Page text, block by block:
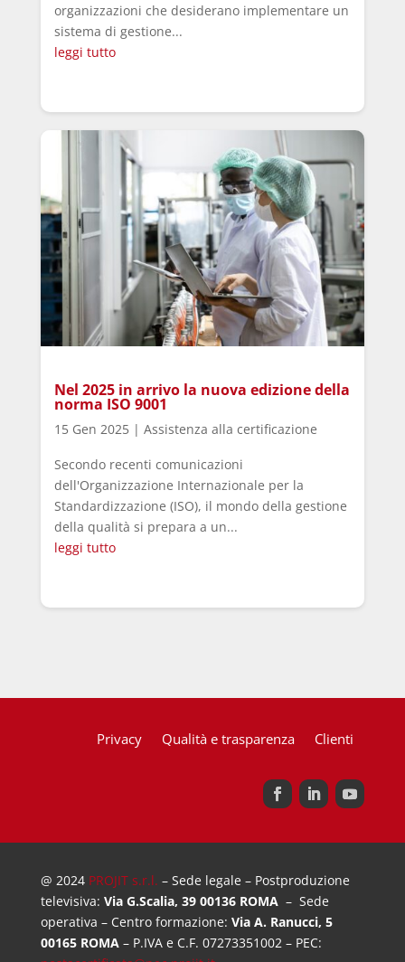
organizzazioni che desiderano implementare un
sistema di gestione...
leggi tutto
Nel 2025 in arrivo la nuova edizione della
norma ISO 9001
15 Gen 2025| Assistenza alla certificazione
Secondo recenti comunicazioni
dell'Organizzazione Internazionale per la
Standardizzazione (ISO), il mondo della gestione
della qualità si prepara a un...
leggi tutto
Privacy Qualità e trasparenza Clienti
@ 2024 PROJIT s.r.l. – Sede legale – Postproduzione
televisiva: Via G.Scalia, 39 00136 ROMA– Sede
operativa – Centro formazione: Via A. Ranucci, 5
00165 ROMA– P.IVA e C.F. 07273351002 – PEC: